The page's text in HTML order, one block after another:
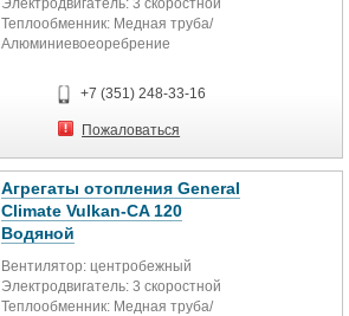
Электродвигатель: 3 скоростной
Теплообменник: Медная труба/
Алюминиевоеоребрение
+7 (351) 248-33-16
Пожаловаться
Агрегаты отопления General
Climate Vulkan-CA 120
Водяной
Вентилятор: центробежный
Электродвигатель: 3 скоростной
Теплообменник: Медная труба/